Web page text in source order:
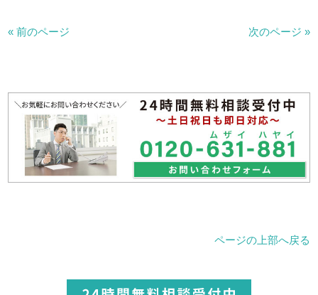
« 前のページ 次のページ »
ページの上部へ戻る